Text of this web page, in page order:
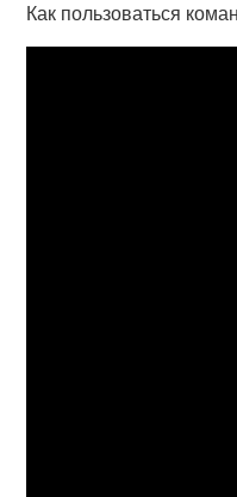
Как пользоваться